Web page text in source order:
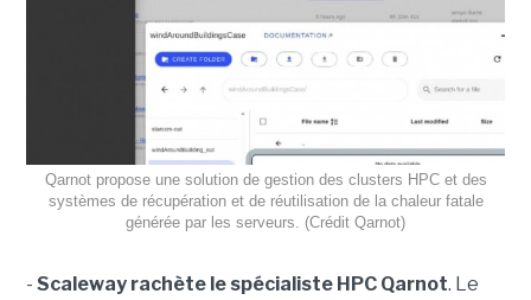
Qarnot propose une solution de gestion des clusters HPC et des
systèmes de récupération et de réutilisation de la chaleur fatale
générée par les serveurs. (Crédit Qarnot)
- Scaleway rachète le spécialiste HPC Qarnot. Le